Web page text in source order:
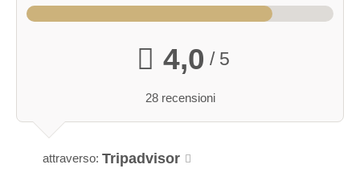
Adatto per conferenze: No
4,0 / 5
28 recensioni
attraverso: Tripadvisor